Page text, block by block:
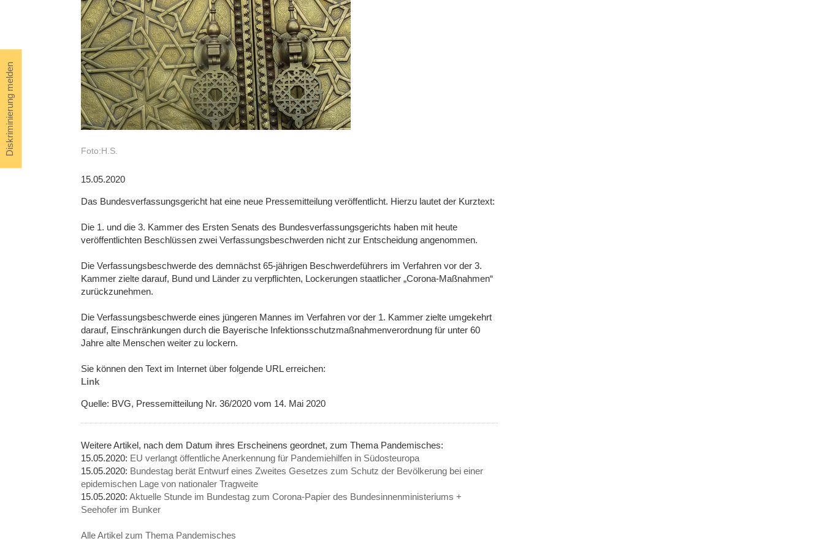
Diskriminierung melden Foto:H.S.
15.05.2020
Das Bundesverfassungsgericht hat eine neue Pressemitteilung veröffentlicht. Hierzu lautet der Kurztext:
Die 1. und die 3. Kammer des Ersten Senats des Bundesverfassungsgerichts haben mit heute
veröffentlichten Beschlüssen zwei Verfassungsbeschwerden nicht zur Entscheidung angenommen.
Die Verfassungsbeschwerde des demnächst 65-jährigen Beschwerdeführers im Verfahren vor der 3.
Kammer zielte darauf, Bund und Länder zu verpflichten, Lockerungen staatlicher „Corona-Maßnahmen“
zurückzunehmen.
Die Verfassungsbeschwerde eines jüngeren Mannes im Verfahren vor der 1. Kammer zielte umgekehrt
darauf, Einschränkungen durch die Bayerische Infektionsschutzmaßnahmenverordnung für unter 60
Jahre alte Menschen weiter zu lockern.
Sie können den Text im Internet über folgende URL erreichen:
Link
Quelle: BVG, Pressemitteilung Nr. 36/2020 vom 14. Mai 2020
Weitere Artikel, nach dem Datum ihres Erscheinens geordnet, zum Thema Pandemisches:
15.05.2020: EU verlangt öffentliche Anerkennung für Pandemiehilfen in Südosteuropa
15.05.2020: Bundestag berät Entwurf eines Zweites Gesetzes zum Schutz der Bevölkerung bei einer
epidemischen Lage von nationaler Tragweite
15.05.2020: Aktuelle Stunde im Bundestag zum Corona-Papier des Bundesinnenministeriums +
Seehofer im Bunker
Alle Artikel zum Thema Pandemisches